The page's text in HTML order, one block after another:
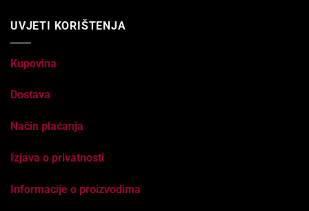
UVJETI KORIŠTENJA
Kupovina
Dostava
Način plaćanja
Izjava o privatnosti
Informacije o proizvodima